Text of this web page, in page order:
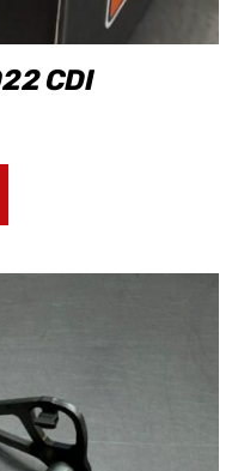
CDI